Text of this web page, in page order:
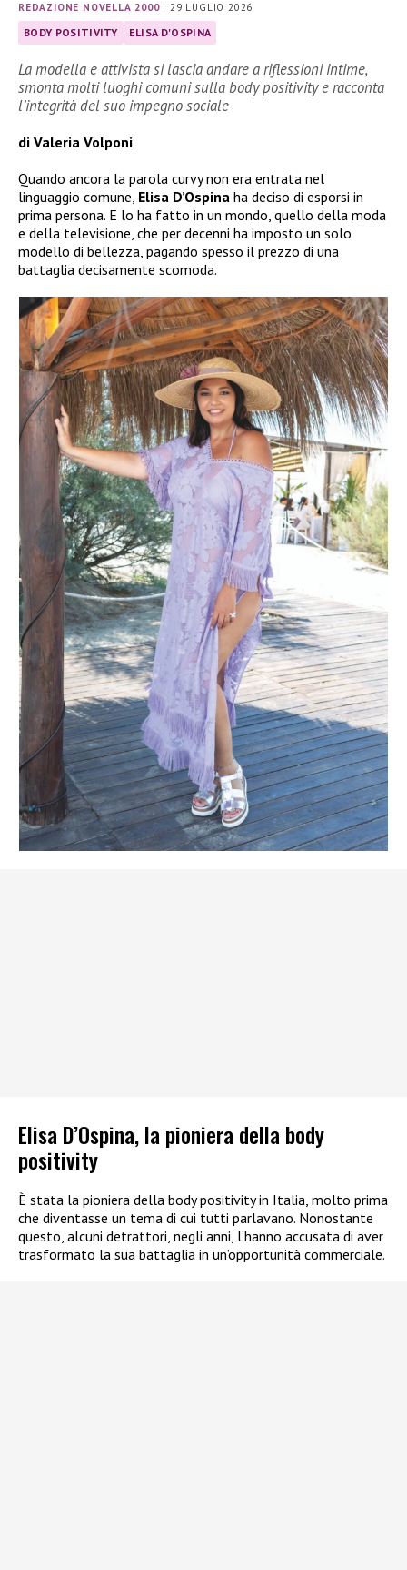
REDAZIONE NOVELLA 2000|29 LUGLIO 2026
BODY POSITIVITY ELISA D'OSPINA
La modella e attivista si lascia andare a riflessioni intime,
smonta molti luoghi comuni sulla body positivity e racconta
l’integrità del suo impegno sociale
di Valeria Volponi
Quando ancora la parola curvy non era entrata nel
linguaggio comune, Elisa D’Ospina ha deciso di esporsi in
prima persona. E lo ha fatto in un mondo, quello della moda
e della televisione, che per decenni ha imposto un solo
modello di bellezza, pagando spesso il prezzo di una
battaglia decisamente scomoda.
Elisa D’Ospina, la pioniera della body
positivity
È stata la pioniera della body positivity in Italia, molto prima
che diventasse un tema di cui tutti parlavano. Nonostante
questo, alcuni detrattori, negli anni, l’hanno accusata di aver
trasformato la sua battaglia in un’opportunità commerciale.